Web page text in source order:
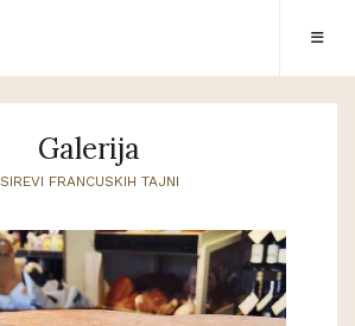
Galerija
SIREVI FRANCUSKIH TAJNI